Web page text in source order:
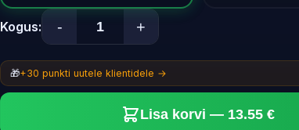
Kogus: - +
🎁+30 punkti uutele klientidele →
Lisa korvi — 13.55 €